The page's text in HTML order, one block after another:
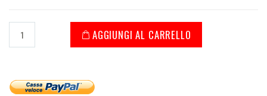
AGGIUNGI AL CARRELLO